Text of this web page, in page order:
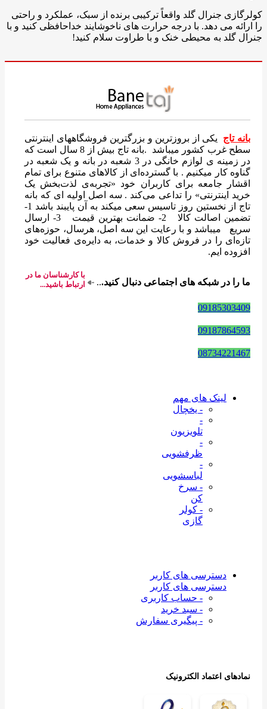
کولرگازی جنرال گلد واقعاً ترکیبی برنده از سبک، عملکرد و راحتی
را ارائه می دهد. با درجه حرارت های ناخوشایند خداحافظی کنید و با
جنرال گلد به محیطی خنک و با طراوت سلام کنید!
بانه تاج یکی از بروزترین و بزرگترین فروشگاههای اینترنتی
سطح غرب کشور میباشد .بانه تاج بیش از 8 سال است که
در زمینه ی لوازم خانگی در 3 شعبه در بانه و یک شعبه در
گناوه کار میکنیم . با گسترده‌ای از کالاهای متنوع برای تمام
اقشار جامعه برای کاربران خود «تجربه‌ی لذت‌بخش یک
خرید اینترنتی» را تداعی می‌کند . سه اصل اولیه ای که بانه
تاج از نخستین روز تاسیس سعی میکند به آن پایبند باشد 1-
تضمین اصالت کالا 2- ضمانت بهترین قیمت 3- ارسال
سریع میباشد و با رعایت این سه اصل، هرسال، حوزه‌های
تازه‌ای را در فروش کالا و خدمات، به دایره‌ی فعالیت خود
افزوده ایم.
ما را در شبکه های اجتماعی دنبال کنید...
با کارشناسان ما در
ارتباط باشید...
09185303409
09187864593
08734221467
لینک های مهم
- یخچال
-
تلویزیون
-
ظرفشویی
-
لباسشویی
- سرخ
کن
- کولر
گازی
دسترسی های کاربر
دسترسی های کاربر
- حساب کاربری
- سبد خرید
- پیگیری سفارش
نمادهای اعتماد الکترونیک